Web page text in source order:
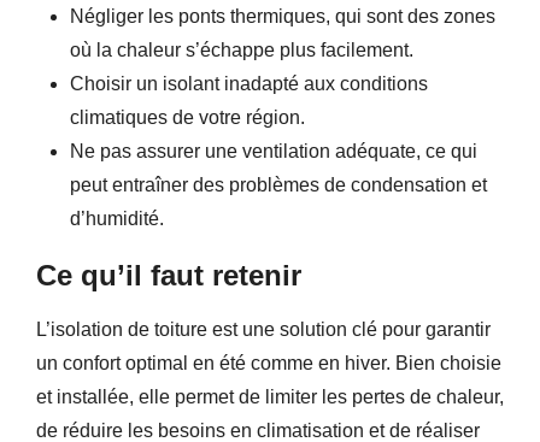
Négliger les ponts thermiques, qui sont des zones
où la chaleur s’échappe plus facilement.
Choisir un isolant inadapté aux conditions
climatiques de votre région.
Ne pas assurer une ventilation adéquate, ce qui
peut entraîner des problèmes de condensation et
d’humidité.
Ce qu’il faut retenir
L’isolation de toiture est une solution clé pour garantir
un confort optimal en été comme en hiver. Bien choisie
et installée, elle permet de limiter les pertes de chaleur,
de réduire les besoins en climatisation et de réaliser